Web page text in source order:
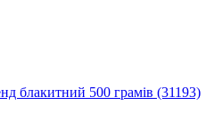
блакитний 500 грамів (31193)